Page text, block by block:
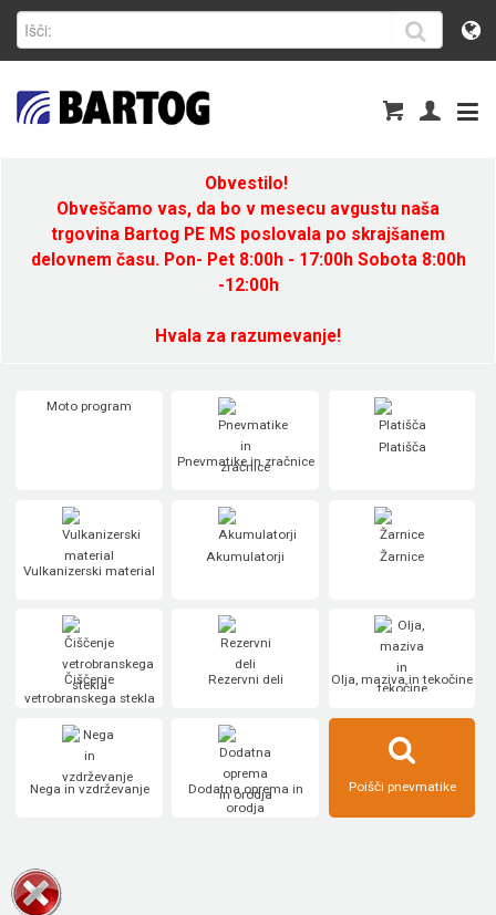
Obvestilo!
Obveščamo vas, da bo v mesecu avgustu naša
trgovina Bartog PE MS poslovala po skrajšanem
delovnem času. Pon- Pet 8:00h - 17:00h Sobota 8:00h
-12:00h
Hvala za razumevanje!
Moto program
Pnevmatike in zračnice
Platišča
Vulkanizerski material
Akumulatorji Žarnice
Čiščenje
vetrobranskega stekla
Rezervni deli Olja, maziva in tekočine
Nega in vzdrževanje
Dodatna oprema in
orodja
Poišči pnevmatike